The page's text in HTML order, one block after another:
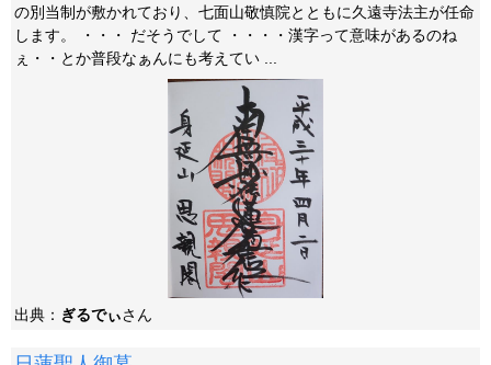
の別当制が敷かれており、七面山敬慎院とともに久遠寺法主が任命
します。 ・・・ だそうでして ・・・・漢字って意味があるのね
ぇ・・とか普段なぁんにも考えてい ...
出典： ぎるでぃさん